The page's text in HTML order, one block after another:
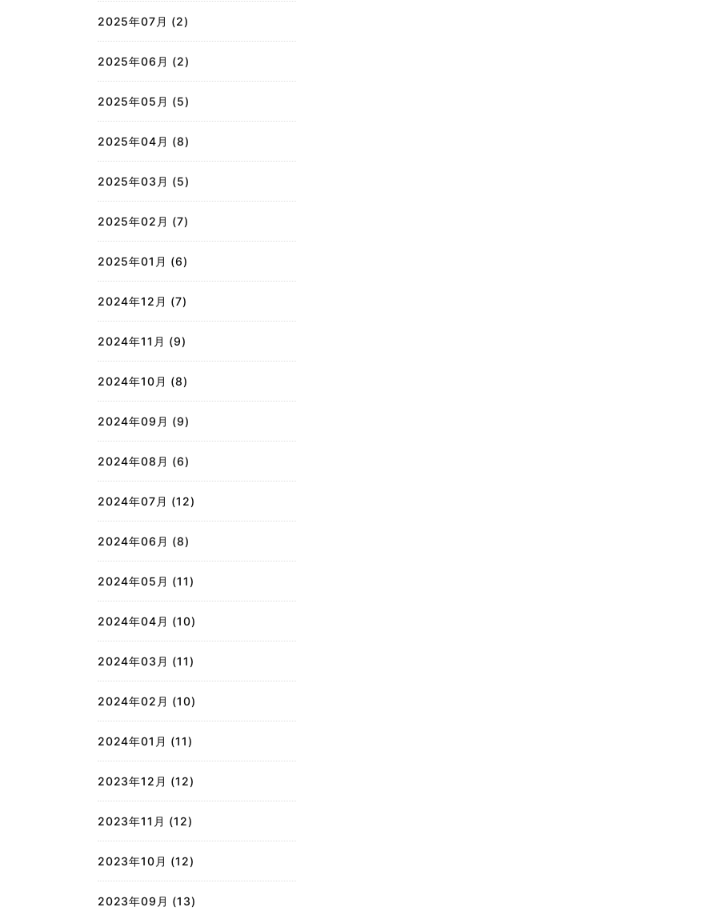
2025年07月 (2)
2025年06月 (2)
2025年05月 (5)
2025年04月 (8)
2025年03月 (5)
2025年02月 (7)
2025年01月 (6)
2024年12月 (7)
2024年11月 (9)
2024年10月 (8)
2024年09月 (9)
2024年08月 (6)
2024年07月 (12)
2024年06月 (8)
2024年05月 (11)
2024年04月 (10)
2024年03月 (11)
2024年02月 (10)
2024年01月 (11)
2023年12月 (12)
2023年11月 (12)
2023年10月 (12)
2023年09月 (13)